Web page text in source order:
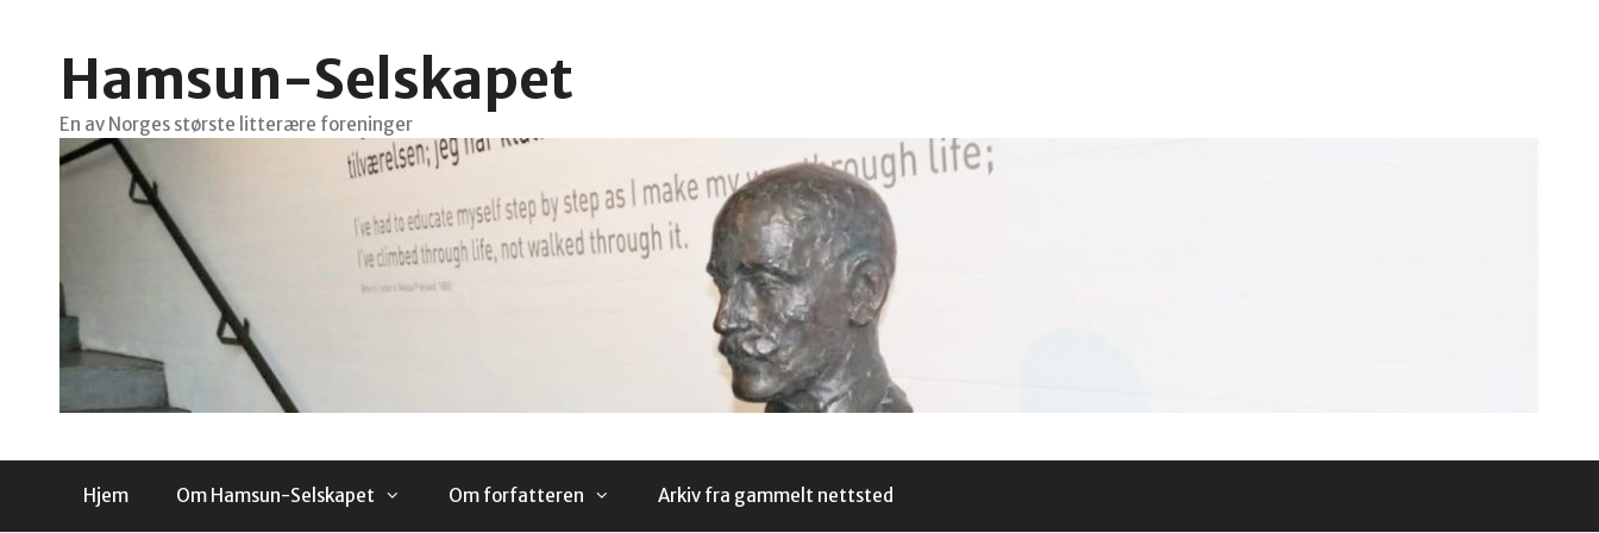
Hamsun-Selskapet
En av Norges største litterære foreninger
Hjem Om Hamsun-Selskapet Om forfatteren Arkiv fra gammelt nettsted